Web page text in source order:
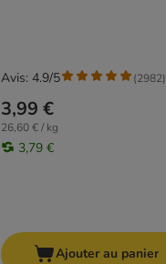
3,99 €
26,60 € / kg
3,79 €
Avis: 4.9/5 (2982)
Ajouter au panier